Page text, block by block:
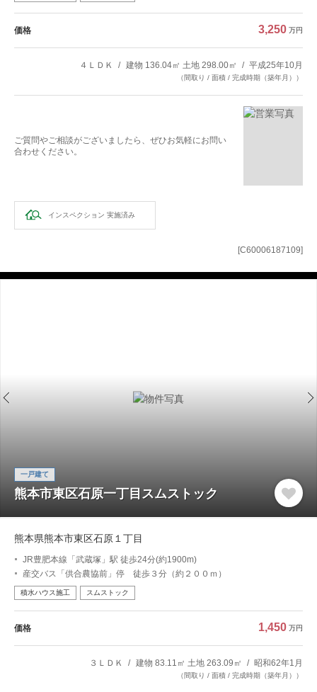
インスペクション 実施済み
[C60006187109]
価格 3,250 万円
４ＬＤＫ 建物 136.04㎡ 土地 298.00㎡ 平成25年10月
（間取り / 面積 / 完成時期（築年月））
ご質問やご相談がございましたら、ぜひお気軽にお問い
合わせください。
一戸建て
熊本市東区石原一丁目スムストック
熊本県熊本市東区石原１丁目
JR豊肥本線「武蔵塚」駅 徒歩24分(約1900m)
産交バス「供合農協前」停 徒歩３分（約２００ｍ）
積水ハウス施工 スムストック
価格 1,450 万円
３ＬＤＫ 建物 83.11㎡ 土地 263.09㎡ 昭和62年1月
（間取り / 面積 / 完成時期（築年月））